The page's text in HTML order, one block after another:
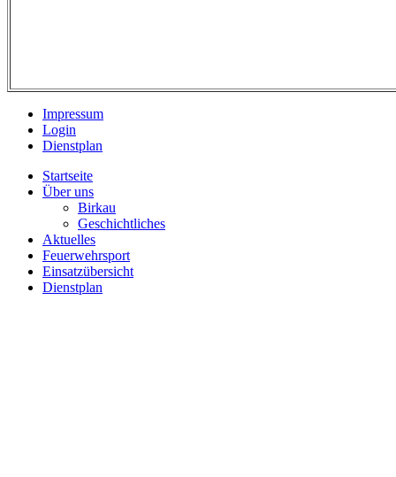
Impressum
Login
Dienstplan
Startseite
Über uns
Birkau
Geschichtliches
Aktuelles
Feuerwehrsport
Einsatzübersicht
Dienstplan